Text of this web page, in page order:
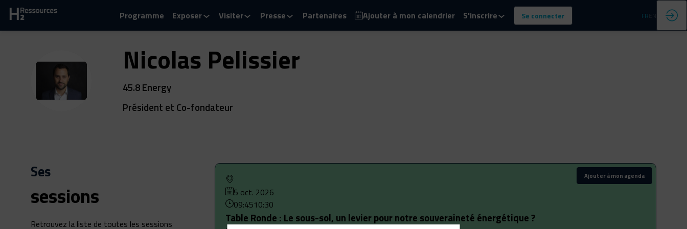
Programme Exposer Visiter Presse Partenaires Ajouter à mon calendrier S'inscrire Se connecter FR
NP
Nicolas Pelissier
45.8 Energy
Président et Co-fondateur
Ses
sessions
Retrouvez la liste de toutes les sessions
5 oct. 2026
09:4510:30
Table Ronde : Le sous-sol, un levier pour notre souveraineté énergétique ?
Ajouter à mon agenda